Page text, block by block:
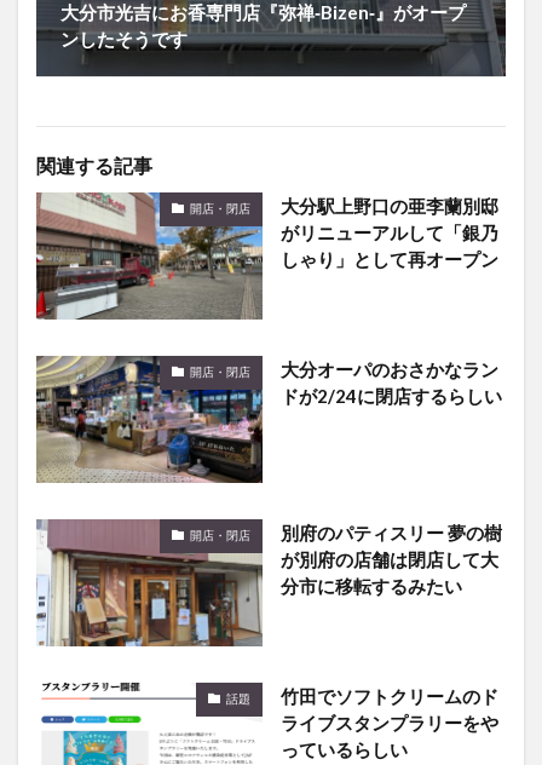
大分市光吉にお香専門店『弥禅‐Bizen‐』がオープ
ンしたそうです
関連する記事
開店・閉店
大分駅上野口の亜李蘭別邸
がリニューアルして「銀乃
しゃり」として再オープン
開店・閉店
大分オーパのおさかなラン
ドが2/24に閉店するらしい
開店・閉店
別府のパティスリー 夢の樹
が別府の店舗は閉店して大
分市に移転するみたい
話題
竹田でソフトクリームのド
ライブスタンプラリーをや
っているらしい